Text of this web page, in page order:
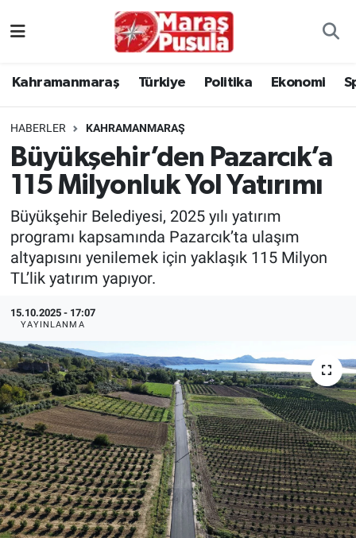
Kahramanmaraş Türkiye Politika Ekonomi
HABERLER KAHRAMANMARAŞ
Büyükşehir’den Pazarcık’a
115 Milyonluk Yol Yatırımı
Büyükşehir Belediyesi, 2025 yılı yatırım
programı kapsamında Pazarcık’ta ulaşım
altyapısını yenilemek için yaklaşık 115 Milyon
TL’lik yatırım yapıyor.
15.10.2025 - 17:07
YAYINLANMA
Politika
Ekonomi
Spor
Sağlık
TEKNOLOJİ
Dünya
İlçeler
MAGAZİN
İstanbul Namaz Vakitleri
İstanbul Trafik Yoğunluk Haritası
Süper Lig Puan Durumu ve Fikstür
Tüm Manşetler
Haber Arşivi